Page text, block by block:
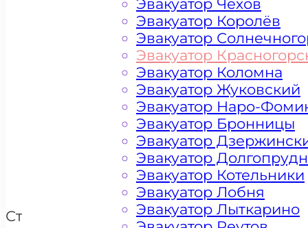
Цена от 4500 рублей
+ 100 РУБЛЕЙ ЗА КИЛОМЕТР
Стоимость
Эвакуатор Чехов
Эвакуатор Королёв
Эвакуатор
Эвакуатор
Эвакуатор Коломна
Эвакуатор Жуковский
Эвакуатор Наро-
Эвакуатор Бронницы
Эвакуатор
Эвакуатор
Эвакуатор Котельники
Эвакуатор Лобня
Эвакуатор Лыткарино